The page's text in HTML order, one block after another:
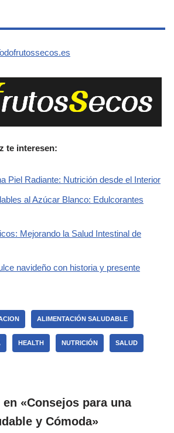
te interesen:
Piel Radiante: Nutrición desde el Interior
al Azúcar Blanco: Edulcorantes
Mejorando la Salud Intestinal de
navideño con historia y presente
ALIMENTACIÓN SALUDABLE
HEALTH NUTRICIÓN SALUD
«Consejos para una
y Cómoda»